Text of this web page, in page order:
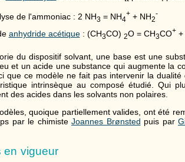
de l'ammoniac : 2 NH3 = NH4
++ NH2
-
anhydride acétique: (CH3CO) 2O = CH3CO++
du dispositif solvant, une base est une
et un acide une substance qui augmente la
que ce modèle ne fait pas intervenir la
intrinsèque au composé étudié. Qui
des acides dans les solvants non polaires.
quoique partiellement valides, ont été
par le chimiste Joannes Brønsted puis par
en vigueur